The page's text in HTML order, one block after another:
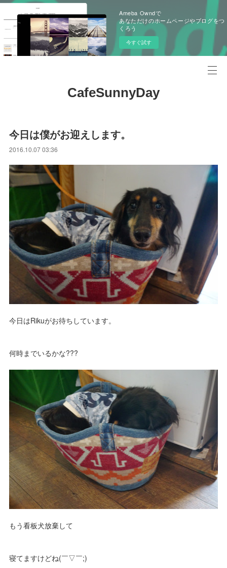
Ameba Owndで
あなただけのホームページやブログをつ
くろう
今すぐ試す
CafeSunnyDay
今日は僕がお迎えします。
2016.10.07 03:36
今日はRikuがお待ちしています。
何時までいるかな???
もう看板犬放棄して
寝てますけどね(￣▽￣;)